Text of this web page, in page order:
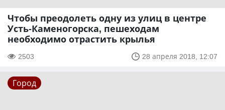
Чтобы преодолеть одну из улиц в центре
Усть-Каменогорска, пешеходам
необходимо отрастить крылья
2503 28 апреля 2018, 12:07
Город